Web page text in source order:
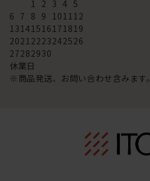
1 2 3 4 5
6 7 8 9 101112
13141516171819
20212223242526
27282930
休業日
※商品発送、お問い合わせ含みます。